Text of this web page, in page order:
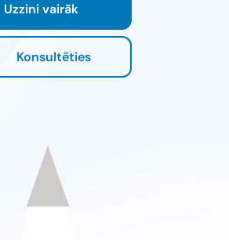
Uzzini vairāk
Konsultēties